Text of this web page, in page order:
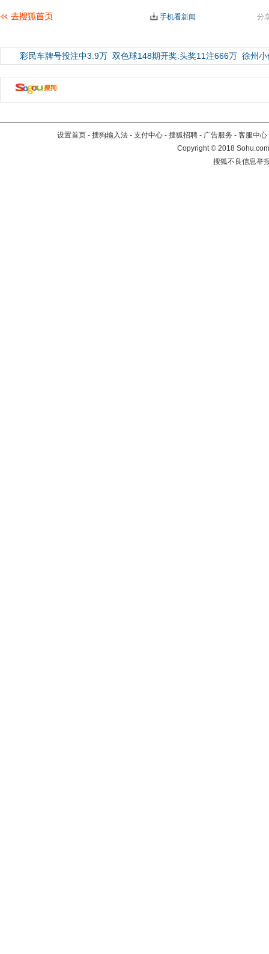
分
手机看新闻
彩民车牌号投注中3.9万 双色球148期开奖:头奖11注666万 徐州
设置首页 - 搜狗输入法 - 支付中心 - 搜狐招聘 - 广告服务 - 客服中心
Copyright©2018
搜狐不良信息举